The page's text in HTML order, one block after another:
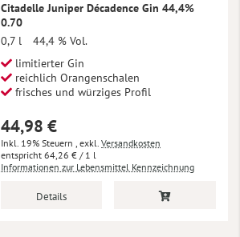
Citadelle Juniper Décadence Gin 44,4%
0.70
0,7 l
44,4 % Vol.
limitierter Gin
reichlich Orangenschalen
frisches und würziges Profil
44,98 €
Inkl. 19% Steuern , exkl. Versandkosten
64,26 € / 1 l
Informationen zur Lebensmittel Kennzeichnung
Details